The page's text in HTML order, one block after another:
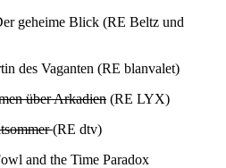
geheime Blick (RE Beltz und
des Vaganten (RE blanvalet)
über Arkadien (RE LYX)
(RE dtv)
and the Time Paradox